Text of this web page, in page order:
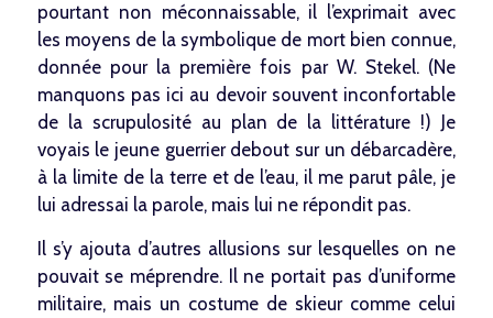
pourtant non méconnaissable, il l’exprimait avec
les moyens de la symbolique de mort bien connue,
donnée pour la première fois par W. Stekel. (Ne
manquons pas ici au devoir souvent inconfortable
de la scrupulosité au plan de la littérature !) Je
voyais le jeune guerrier debout sur un débarcadère,
à la limite de la terre et de l’eau, il me parut pâle, je
lui adressai la parole, mais lui ne répondit pas.
Il s’y ajouta d’autres allusions sur lesquelles on ne
pouvait se méprendre. Il ne portait pas d’uniforme
militaire, mais un costume de skieur comme celui